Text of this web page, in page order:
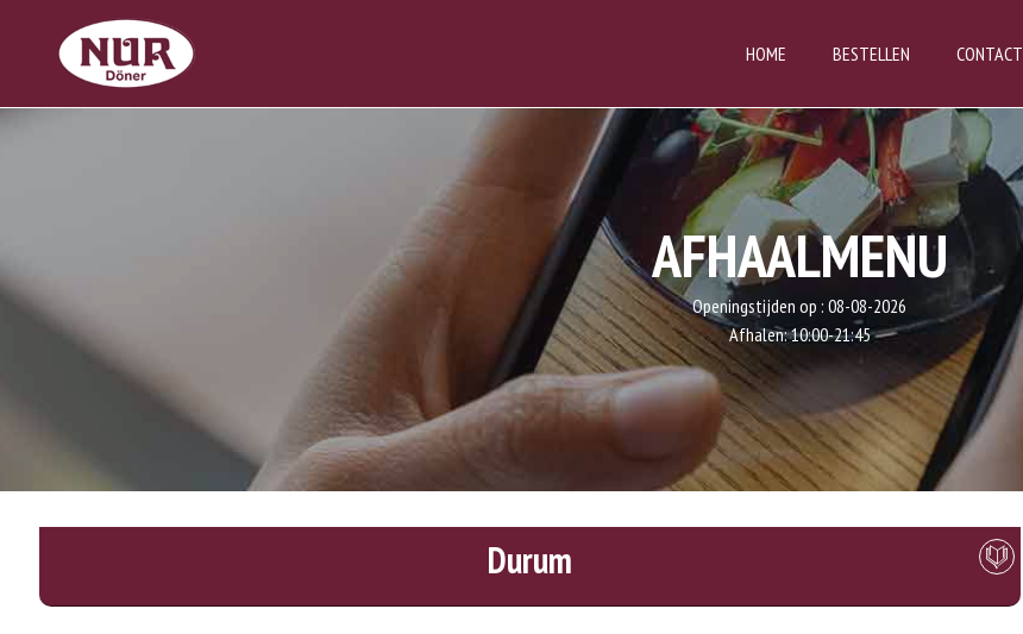
HOME BESTELLEN CONTACT
AFHAALMENU
Openingstijden op : 08-08-2026
Afhalen:10:00-21:45
Durum